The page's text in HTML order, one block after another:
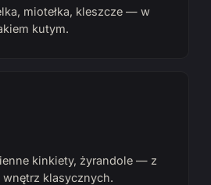
miotełka, kleszcze — w
kutym.
kinkiety, żyrandole — z
klasycznych.